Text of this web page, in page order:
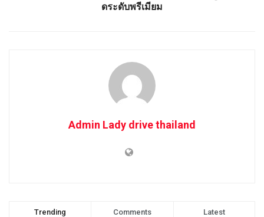
ดระดับพรีเมียม
Admin Lady drive thailand
Trending Comments Latest